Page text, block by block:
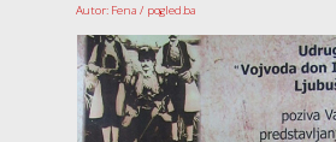
Autor: Fena / pogled.ba